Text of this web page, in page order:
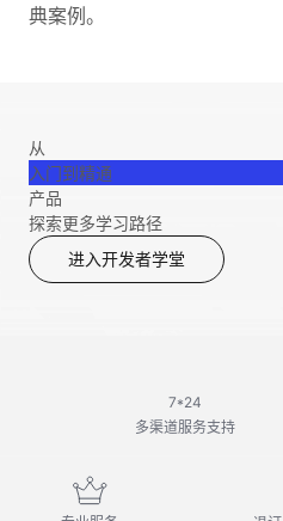
典案例。
从
入门到精通
产品
探索更多学习路径
进入开发者学堂
7*24
多渠道服务支持